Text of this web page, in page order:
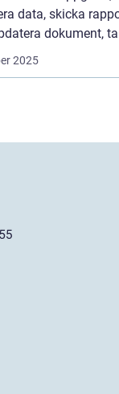
data, skicka
dokument,
2025